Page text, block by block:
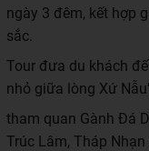
ngày 3 đêm, kết hợp
sắc.
Tour đưa du khách
nhỏ giữa lòng Xứ
tham quan Gành Đá
Trúc Lâm, Tháp